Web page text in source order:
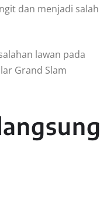
dan menjadi salah
lawan pada
Grand Slam